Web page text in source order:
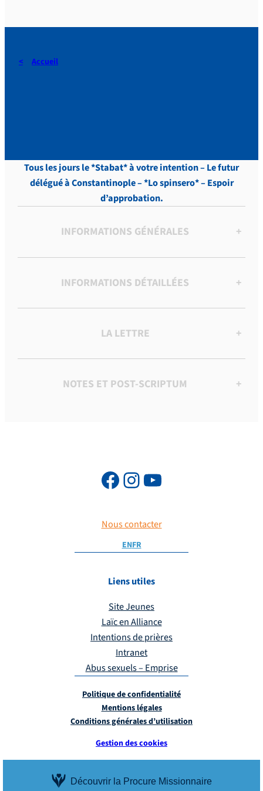
Découvrir la Procure Missionnaire
Accueil
Tous les jours le *Stabat* à votre intention – Le futur
délégué à Constantinople – *Lo spinsero* – Espoir
d’approbation.
INFORMATIONS GÉNÉRALES +
INFORMATIONS DÉTAILLÉES +
LA LETTRE +
NOTES ET POST-SCRIPTUM +
Nous contacter
ENFR
Liens utiles
Site Jeunes
Laïc en Alliance
Intentions de prières
Intranet
Abus sexuels – Emprise
Politique de confidentialité
Mentions légales
Conditions générales d’utilisation
Gestion des cookies